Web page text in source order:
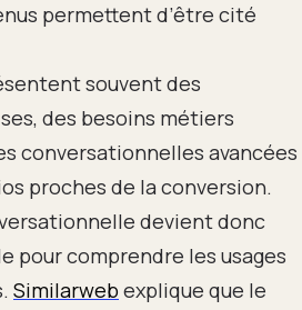
permettent d’être cité
souvent des
des besoins métiers
conversationnelles avancées
proches de la conversion.
devient donc
pour comprendre les usages
Similarweb explique que le